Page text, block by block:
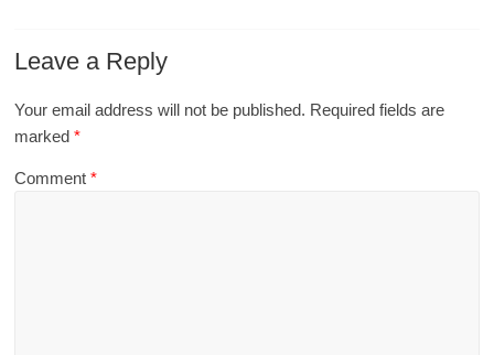
Leave a Reply
Your email address will not be published. Required fields are
marked*
Comment*